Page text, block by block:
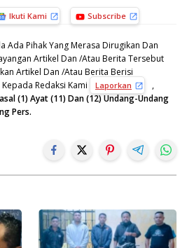
Ikuti Kami Subscribe
Ada Pihak Yang Merasa Dirugikan Dan
Artikel Dan /Atau Berita Tersebut
Artikel Dan /Atau Berita Berisi
Redaksi Kami
Laporkan
,
(1) Ayat (11) Dan (12) Undang-Undang
Pers.